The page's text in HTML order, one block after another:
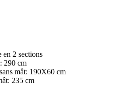
en 2 sections
290 cm
mât: 190X60 cm
235 cm